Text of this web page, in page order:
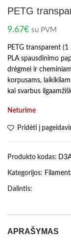
PETG
9.67€ su PVM
PETG transparent
PLA spausdinimo
drėgmei ir
korpusams,
kai svarbus
Neturime
Pridėti į
Produkto kodas:
Kategorijos:
Dalintis:
APRAŠYMAS